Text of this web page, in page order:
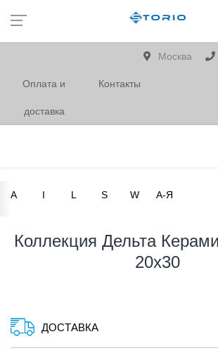
Москва
Оплата и
доставка
Контакты
A I L S W А-Я
Коллекция Дельта
20x30
ДОСТАВКА